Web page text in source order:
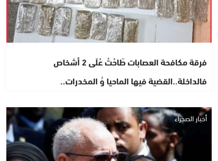
فرقة مكافحة العصابات طَاحْتْ عْلَى 2 أشخاص
فالداخلة..القضية فيها الماحيا وُ المخدرات..
أخبار الصحراء